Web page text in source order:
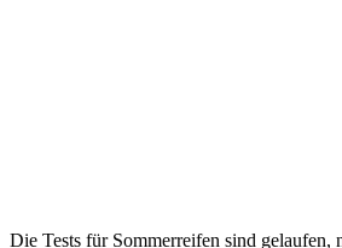
Die Tests für Sommerreifen sind gelaufen,